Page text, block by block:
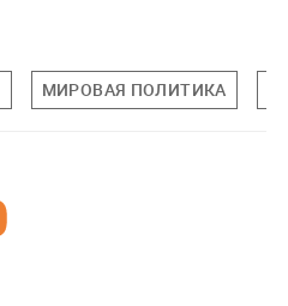
МИРОВАЯ ПОЛИТИКА